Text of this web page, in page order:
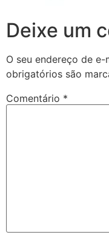
Deixe um
O seu endereço de
obrigatórios são
Comentário *